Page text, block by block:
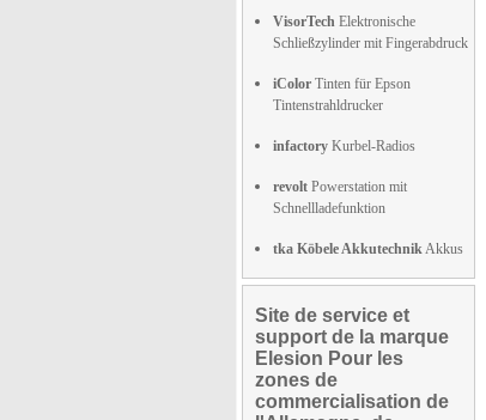
VisorTech Elektronische
Schließzylinder mit Fingerabdruck
iColor Tinten für Epson
Tintenstrahldrucker
infactory Kurbel-Radios
revolt Powerstation mit
Schnellladefunktion
tka Köbele AkkutechnikAkkus
Site de service et
support de la marque
Elesion Pour les
zones de
commercialisation de